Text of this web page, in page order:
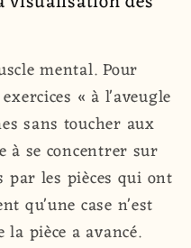
mental. Pour
« à l'aveugle
sans toucher aux
à se concentrer sur
par les pièces qui ont
qu'une case n'est
pièce a avancé.